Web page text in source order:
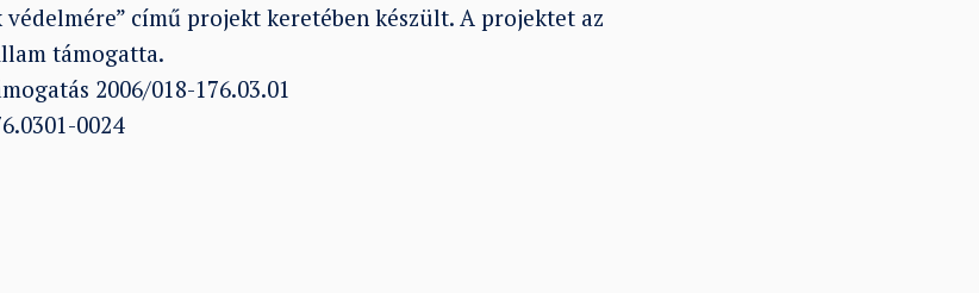
című projekt keretében készült. A projektet az
támogatta.
2006/018-176.03.01
0024